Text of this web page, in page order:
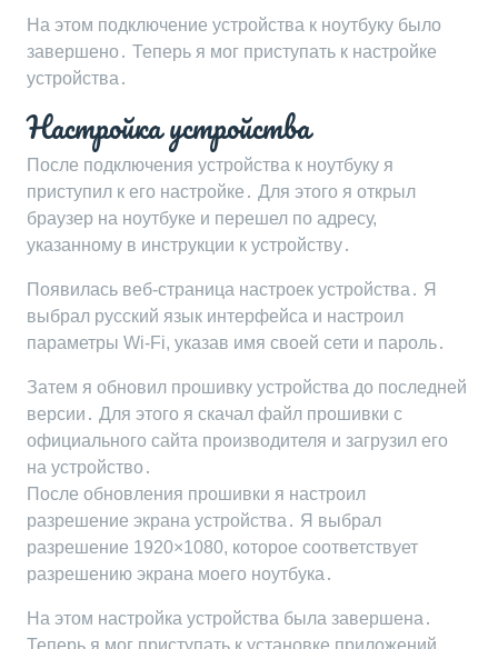
На этом подключение устройства к ноутбуку было
завершено․ Теперь я мог приступать к настройке
устройства․
Настройка устройства
После подключения устройства к ноутбуку я
приступил к его настройке․ Для этого я открыл
браузер на ноутбуке и перешел по адресу,
указанному в инструкции к устройству․
Появилась веб-страница настроек устройства․ Я
выбрал русский язык интерфейса и настроил
параметры Wi-Fi, указав имя своей сети и пароль․
Затем я обновил прошивку устройства до последней
версии․ Для этого я скачал файл прошивки с
официального сайта производителя и загрузил его
на устройство․
После обновления прошивки я настроил
разрешение экрана устройства․ Я выбрал
разрешение 1920×1080, которое соответствует
разрешению экрана моего ноутбука․
На этом настройка устройства была завершена․
Теперь я мог приступать к установке приложений․